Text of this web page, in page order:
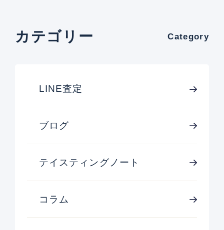
カテゴリー Category
LINE査定
ブログ
テイスティングノート
コラム